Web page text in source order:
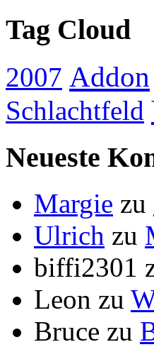
Tag Cloud
2007 Addon
Schlachtfeld
Neueste
Margie zu
Ulrich zu
biffi2301
Leon zu
Bruce zu